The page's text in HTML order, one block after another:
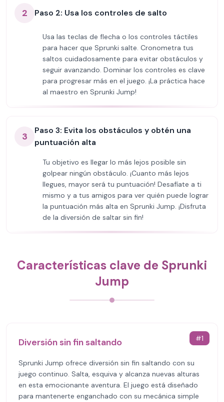
2 Paso 2: Usa los controles de salto
Usa las teclas de flecha o los controles táctiles
para hacer que Sprunki salte. Cronometra tus
saltos cuidadosamente para evitar obstáculos y
seguir avanzando. Dominar los controles es clave
para progresar más en el juego. ¡La práctica hace
al maestro en Sprunki Jump!
3
Paso 3: Evita los obstáculos y obtén una
puntuación alta
Tu objetivo es llegar lo más lejos posible sin
golpear ningún obstáculo. ¡Cuanto más lejos
llegues, mayor será tu puntuación! Desafíate a ti
mismo y a tus amigos para ver quién puede lograr
la puntuación más alta en Sprunki Jump. ¡Disfruta
de la diversión de saltar sin fin!
Características clave de Sprunki
Jump
#1
Diversión sin fin saltando
Sprunki Jump ofrece diversión sin fin saltando con su
juego continuo. Salta, esquiva y alcanza nuevas alturas
en esta emocionante aventura. El juego está diseñado
para mantenerte enganchado con su mecánica simple